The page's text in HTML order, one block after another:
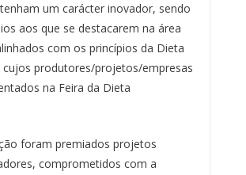
um carácter inovador, sendo
aos que se destacarem na área
com os princípios da Dieta
cujos produtores/projetos/empresas
na Feira da Dieta
foram premiados projetos
comprometidos com a